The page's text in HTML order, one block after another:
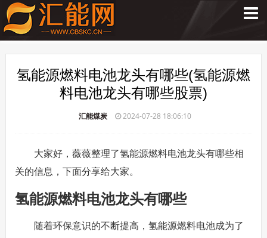
氢能源燃料电池龙头有哪些(氢能源燃
料电池龙头有哪些股票)
汇能煤炭 2024-07-28 18:06:10
大家好，薇薇整理了氢能源燃料电池龙头有哪些相
关的信息，下面分享给大家。
氢能源燃料电池龙头有哪些
随着环保意识的不断提高，氢能源燃料电池成为了